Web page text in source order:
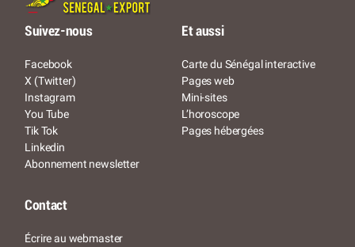
Suivez-nous
Facebook
X (Twitter)
Instagram
You Tube
Tik Tok
Linkedin
Abonnement newsletter
Et aussi
Carte du Sénégal interactive
Pages web
Mini-sites
L’horoscope
Pages hébergées
Contact
Écrire au webmaster